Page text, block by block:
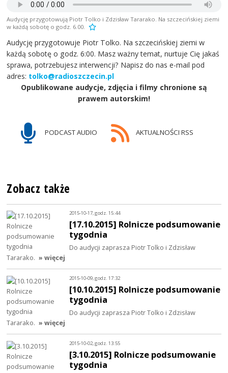
Audycję przygotowują Piotr Tolko i Zdzisław Tararako. Na szczecińskiej ziemi
w każdą sobotę o godz. 6.00.
Audycję przygotowuje Piotr Tolko. Na szczecińskiej ziemi w
każdą sobotę o godz. 6:00. Masz ważny temat, nurtuje Cię jakaś
sprawa, potrzebujesz interwencji? Napisz do nas e-mail pod
adres: tolko@radioszczecin.pl
Opublikowane audycje, zdjęcia i filmy chronione są
prawem autorskim!
PODCAST AUDIO AKTUALNOŚCI RSS
Zobacz także
2015-10-17, godz. 15:44
[17.10.2015] Rolnicze podsumowanie
tygodnia
Do audycji zaprasza Piotr Tolko i Zdzisław
Tararako. » więcej
2015-10-09, godz. 17:32
[10.10.2015] Rolnicze podsumowanie
tygodnia
Do audycji zaprasza Piotr Tolko i Zdzisław
Tararako. » więcej
2015-10-02, godz. 13:55
[3.10.2015] Rolnicze podsumowanie
tygodnia